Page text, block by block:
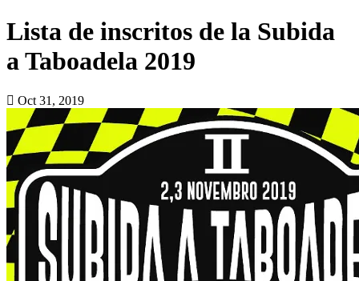
Lista de inscritos de la Subida
a Taboadela 2019
Oct 31, 2019